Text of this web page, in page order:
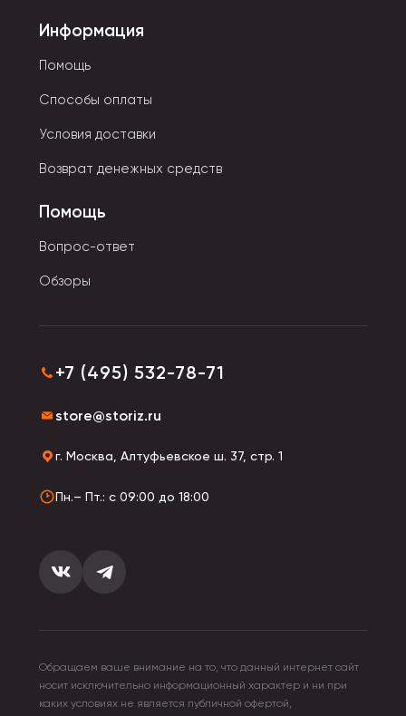
Информация
Помощь
Способы оплаты
Условия доставки
Возврат денежных средств
Помощь
Вопрос-ответ
Обзоры
+7 (495) 532-78-71
store@storiz.ru
г. Москва, Алтуфьевское ш. 37, стр. 1
Пн.– Пт.: с 09:00 до 18:00
Обращаем ваше внимание на то, что данный интернет сайт
носит исключительно информационный характер и ни при
каких условиях не является публичной офертой,